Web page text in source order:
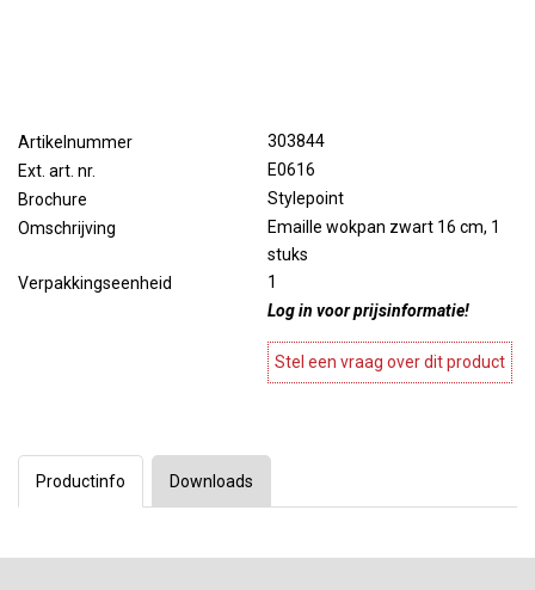
Artikelnummer
303844
Ext. art. nr.
E0616
Brochure
Stylepoint
Omschrijving
Emaille wokpan zwart 16 cm, 1
stuks
Verpakkingseenheid
1
Log in voor prijsinformatie!
Stel een vraag over dit product
Productinfo Downloads